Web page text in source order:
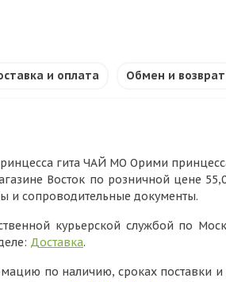
и оплата Обмен и возврат
гита ЧАЙ МО Орими
Восток по розничной цене
и сопроводительные документы.
курьерской службой по
Доставка.
по наличию, сроках поставки и